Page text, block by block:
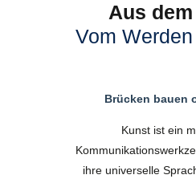
Aus
Vom
Brücken bauen
Kunst ist ein
ihre universelle